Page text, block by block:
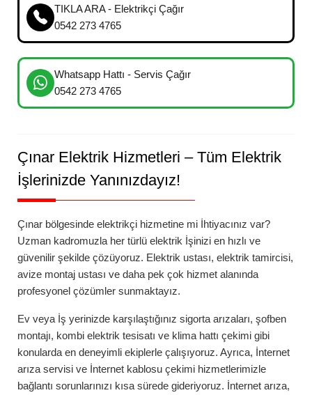
TIKLA ARA - Elektrikçi Çağır
0542 273 4765
Whatsapp Hattı - Servis Çağır
0542 273 4765
Çınar Elektrik Hizmetleri – Tüm Elektrik
İşlerinizde Yanınızdayız!
Çınar bölgesinde elektrikçi hizmetine mi İhtiyacınız var?
Uzman kadromuzla her türlü elektrik İşinizi en hızlı ve
güvenilir şekilde çözüyoruz. Elektrik ustası, elektrik tamircisi,
avize montaj ustası ve daha pek çok hizmet alanında
profesyonel çözümler sunmaktayız.
Ev veya İş yerinizde karşılaştığınız sigorta arızaları, şofben
montajı, kombi elektrik tesisatı ve klima hattı çekimi gibi
konularda en deneyimli ekiplerle çalışıyoruz. Ayrıca, İnternet
arıza servisi ve İnternet kablosu çekimi hizmetlerimizle
bağlantı sorunlarınızı kısa sürede gideriyoruz. İnternet arıza,